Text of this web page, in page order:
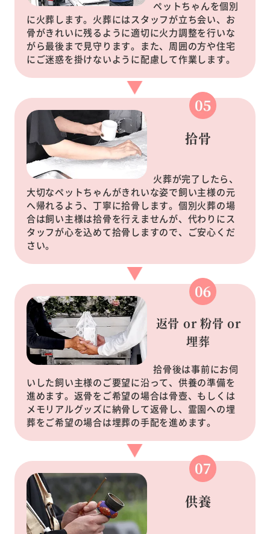
ペットちゃんを個別
に火葬します。火葬にはスタッフが立ち会い、お
骨がきれいに残るように適切に火力調整を行いな
がら最後まで見守ります。また、周囲の方や住宅
にご迷惑を掛けないように配慮して作業します。
拾骨
火葬が完了したら、
大切なペットちゃんがきれいな姿で飼い主様の元
へ帰れるよう、丁寧に拾骨します。個別火葬の場
合は飼い主様は拾骨を行えませんが、代わりにス
タッフが心を込めて拾骨しますので、ご安心くだ
さい。
返骨 or 粉骨 or
埋葬
拾骨後は事前にお伺
いした飼い主様のご要望に沿って、供養の準備を
進めます。返骨をご希望の場合は骨壺、もしくは
メモリアルグッズに納骨して返骨し、霊園への埋
葬をご希望の場合は埋葬の手配を進めます。
供養